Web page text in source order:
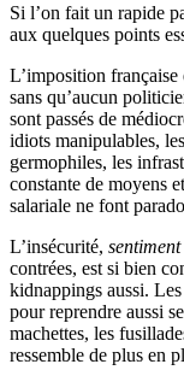
Si l’on fait un rapide
aux quelques points
L’imposition française
sans qu’aucun
sont passés de
idiots manipulables,
germophiles, les
constante de moyens
salariale ne font
L’insécurité, sentiment
contrées, est si bien
kidnappings aussi.
pour reprendre aussi
machettes, les
ressemble de plus en